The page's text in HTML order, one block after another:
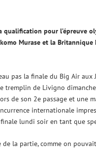
qualification pour l’épreuve
Murase et la
pas la finale du Big Air aux
tremplin de Livigno
de son 2e passage et une
internationale
lundi soir en tant que
la partie, comme on